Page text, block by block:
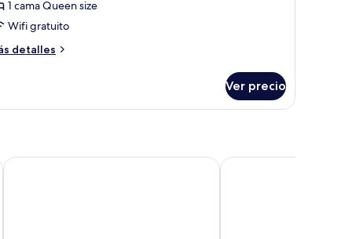
1 cama Queen size
Wifi gratuito
detalles
Ver precio
TRISEK HOTEL EKA Hoima Hotel